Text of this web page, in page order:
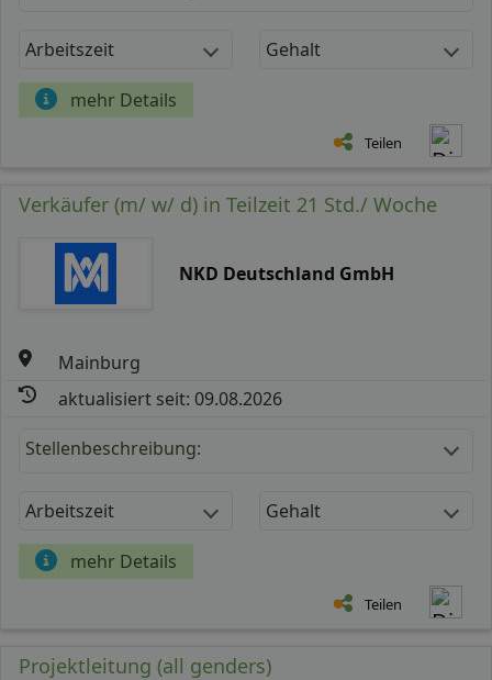
Arbeitszeit Gehalt
mehr Details
Teilen
Verkäufer (m/ w/ d) in Teilzeit 21 Std./ Woche
NKD Deutschland GmbH
Mainburg
aktualisiert seit: 09.08.2026
Stellenbeschreibung:
Arbeitszeit Gehalt
mehr Details
Teilen
Projektleitung (all genders)